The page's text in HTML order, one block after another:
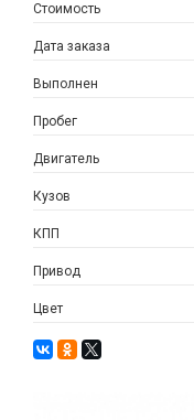
Стоимость
Дата заказа
Выполнен
Пробег
Двигатель
Кузов
КПП
Привод
Цвет